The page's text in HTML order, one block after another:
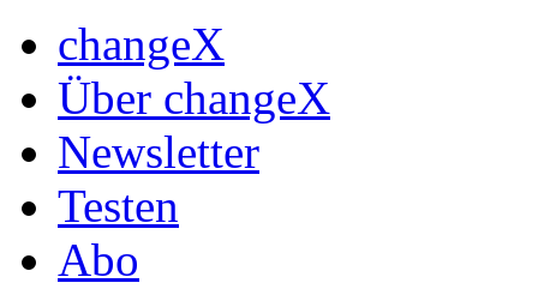
changeX
Über changeX
Newsletter
Testen
Abo